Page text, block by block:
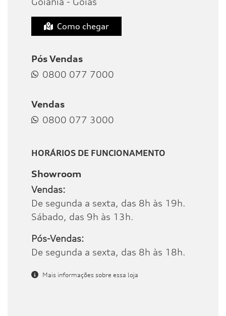
Como chegar
Pós Vendas
0800 077 7000
Vendas
0800 077 3000
HORÁRIOS DE FUNCIONAMENTO
Showroom
Vendas:
De segunda a sexta, das 8h às 19h.
Sábado, das 9h às 13h.
Pós-Vendas:
De segunda a sexta, das 8h às 18h.
Mais informações sobre essa loja